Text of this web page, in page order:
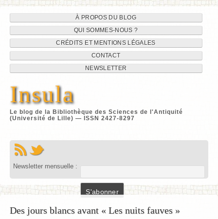
Navigation
du
site
au
contenu
À PROPOS DU BLOG
QUI SOMMES-NOUS ?
CRÉDITS ET MENTIONS LÉGALES
CONTACT
NEWSLETTER
Insula
Le blog de la Bibliothèque des Sciences de l'Antiquité
(Université de Lille) — ISSN 2427-8297
Newsletter mensuelle :
Des jours blancs avant « Les nuits fauves »